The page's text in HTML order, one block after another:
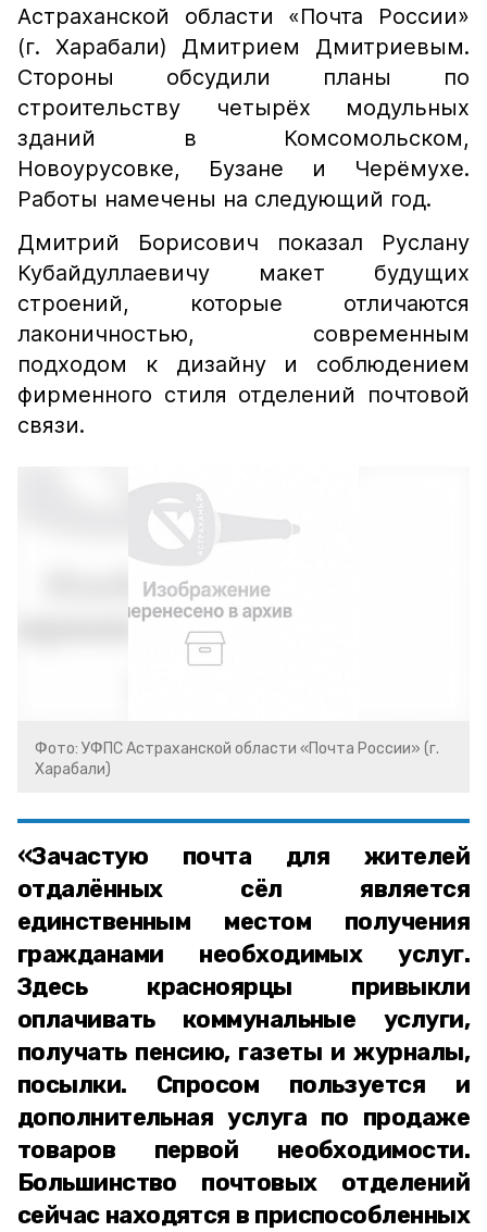
Астраханской области «Почта России»
(г. Харабали) Дмитрием Дмитриевым.
Стороны обсудили планы по
строительству четырёх модульных
зданий в Комсомольском,
Новоурусовке, Бузане и Черёмухе.
Работы намечены на следующий год.
Дмитрий Борисович показал Руслану
Кубайдуллаевичу макет будущих
строений, которые отличаются
лаконичностью, современным
подходом к дизайну и соблюдением
фирменного стиля отделений почтовой
связи.
Фото: УФПС Астраханской области «Почта России» (г.
Харабали)
«Зачастую почта для жителей
отдалённых сёл является
единственным местом получения
гражданами необходимых услуг.
Здесь красноярцы привыкли
оплачивать коммунальные услуги,
получать пенсию, газеты и журналы,
посылки. Спросом пользуется и
дополнительная услуга по продаже
товаров первой необходимости.
Большинство почтовых отделений
сейчас находятся в приспособленных